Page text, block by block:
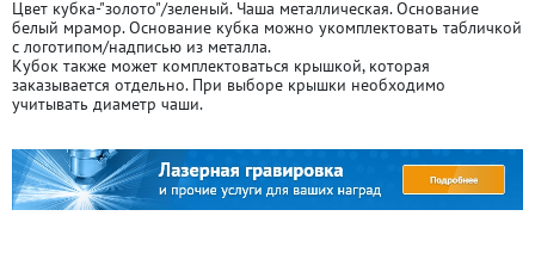
Цвет кубка-"золото"/зеленый. Чаша металлическая. Основание
белый мрамор. Основание кубка можно укомплектовать табличкой
с логотипом/надписью из металла.
Кубок также может комплектоваться крышкой, которая
заказывается отдельно. При выборе крышки необходимо
учитывать диаметр чаши.